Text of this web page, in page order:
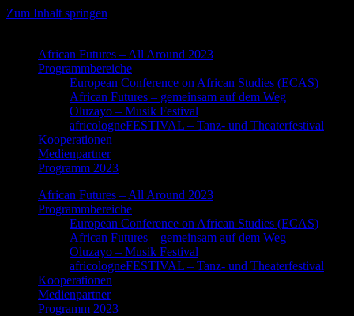
Zum Inhalt springen
African Futures – All Around 2023
Programmbereiche
European Conference on African Studies (ECAS)
African Futures – gemeinsam auf dem Weg
Oluzayo – Musik Festival
africologneFESTIVAL – Tanz- und Theaterfestival
Kooperationen
Medienpartner
Programm 2023
African Futures – All Around 2023
Programmbereiche
European Conference on African Studies (ECAS)
African Futures – gemeinsam auf dem Weg
Oluzayo – Musik Festival
africologneFESTIVAL – Tanz- und Theaterfestival
Kooperationen
Medienpartner
Programm 2023